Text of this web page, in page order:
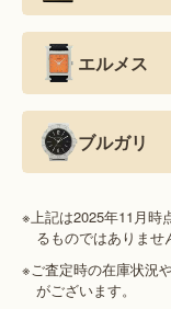
エルメス
ブルガリ
※上記は2025年11月時
るものではありませ
※ご査定時の在庫状況
がございます。